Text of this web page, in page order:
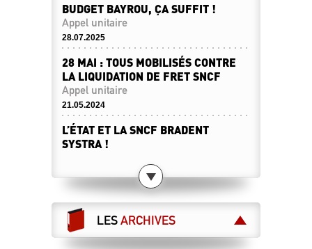
BUDGET BAYROU, ÇA SUFFIT !
Appel unitaire
28.07.2025
28 MAI : TOUS MOBILISÉS CONTRE
LA LIQUIDATION DE FRET SNCF
Appel unitaire
21.05.2024
L’ÉTAT ET LA SNCF BRADENT
SYSTRA !
LES CHEMINOT·ES RETRAITÉ·ES
SONT APPELÉS À DIRE STOP À LA
LIBÉRALISATION DES CHEMINS DE
FER !
Le 28 mai, toutes et tous à Paris !
LESARCHIVES